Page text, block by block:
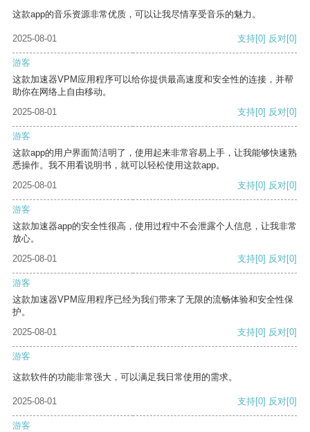
这款app的音乐资源非常优质，可以让我尽情享受音乐的魅力。
2025-08-01 支持[0] 反对[0]
游客
这款加速器VPM应用程序可以给你提供最高速度和安全性的连接，并帮
助你在网络上自由移动。
2025-08-01
支持[0] 反对[0]
游客
这款app的用户界面简洁明了，使用起来非常容易上手，让我能够快速熟
悉操作。我不用看说明书，就可以轻松使用这款app。
2025-08-01
支持[0] 反对[0]
游客
这款加速器app的安全性很高，使用过程中不会泄露个人信息，让我非常
放心。
2025-08-01
支持[0] 反对[0]
游客
这款加速器VPM应用程序已经为我们带来了无限的流畅体验和安全性保
护。
2025-08-01
支持[0] 反对[0]
游客
这款软件的功能非常强大，可以满足我日常使用的需求。
2025-08-01 支持[0] 反对[0]
游客